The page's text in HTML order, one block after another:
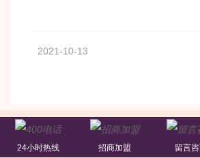
2021-10-13
关于宜奥
24小时热线 招商加盟 留言